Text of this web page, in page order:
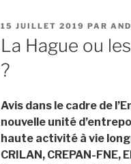
PUBLIÉ
LE
15 JUILLET 2019 PAR
La Hague ou
?
Avis dans le cadre de
nouvelle unité
haute activité à vie
CRILAN, CREPAN-FNE,